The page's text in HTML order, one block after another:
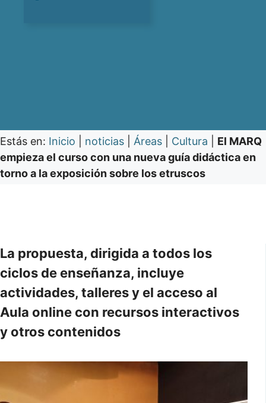
Estás en: Inicio noticias Áreas Cultura
El MARQ
empieza el curso con una nueva guía didáctica en
torno a la exposición sobre los etruscos
La propuesta, dirigida a todos los
ciclos de enseñanza, incluye
actividades, talleres y el acceso al
Aula online con recursos interactivos
y otros contenidos